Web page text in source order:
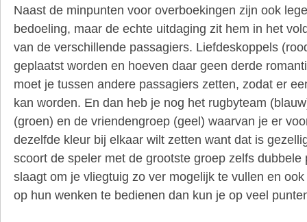
Naast de minpunten voor overboekingen zijn ook
bedoeling, maar de echte uitdaging zit hem in het
van de verschillende passagiers. Liefdeskoppels
geplaatst worden en hoeven daar geen derde
moet je tussen andere passagiers zetten, zodat er
kan worden. En dan heb je nog het rugbyteam
(groen) en de vriendengroep (geel) waarvan je er
dezelfde kleur bij elkaar wilt zetten want dat is
scoort de speler met de grootste groep zelfs dubbele
slaagt om je vliegtuig zo ver mogelijk te vullen en
op hun wenken te bedienen dan kun je op veel